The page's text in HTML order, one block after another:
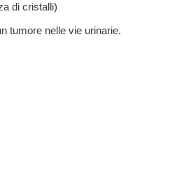
di cristalli)
tumore nelle vie urinarie.